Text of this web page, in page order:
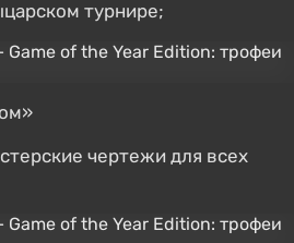
турнире;
чертежи для всех